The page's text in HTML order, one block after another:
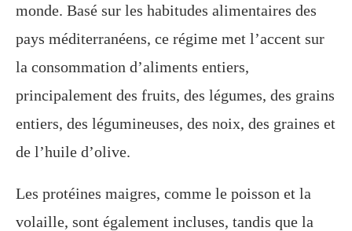
monde. Basé sur les habitudes alimentaires des
pays méditerranéens, ce régime met l’accent sur
la consommation d’aliments entiers,
principalement des fruits, des légumes, des grains
entiers, des légumineuses, des noix, des graines et
de l’huile d’olive.
Les protéines maigres, comme le poisson et la
volaille, sont également incluses, tandis que la